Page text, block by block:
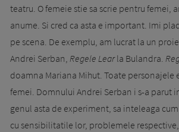
teatru. O femeie stie sa scrie pentru femei,
anume. Si cred ca asta e important. Imi
pe scena. De exemplu, am lucrat la un
Andrei Serban, Regele Learla Bulandra.
doamna Mariana Mihut. Toate personajele
femei. Domnului Andrei Serban i s-a parut
genul asta de experiment, sa inteleaga
cu sensibilitatile lor, problemele